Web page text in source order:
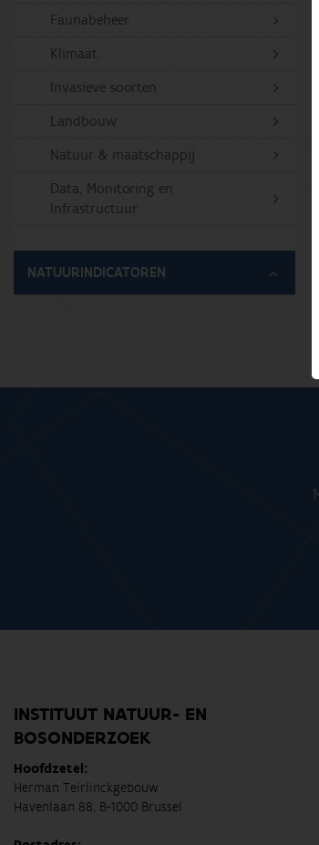
Faunabeheer
Klimaat
Invasieve soorten
Landbouw
Natuur & maatschappij
Data, Monitoring en
Infrastructuur
NATUURINDICATOREN
INSTITUUT NATUUR- EN
BOSONDERZOEK
Hoofdzetel:
Herman Teirlinckgebouw
Havenlaan 88, B-1000 Brussel